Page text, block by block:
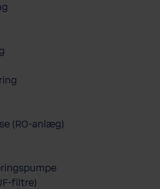
(RO-anlæg)
filtre)